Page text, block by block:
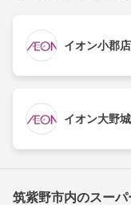
イオン小郡店
イオン大野
筑紫野市内のスー